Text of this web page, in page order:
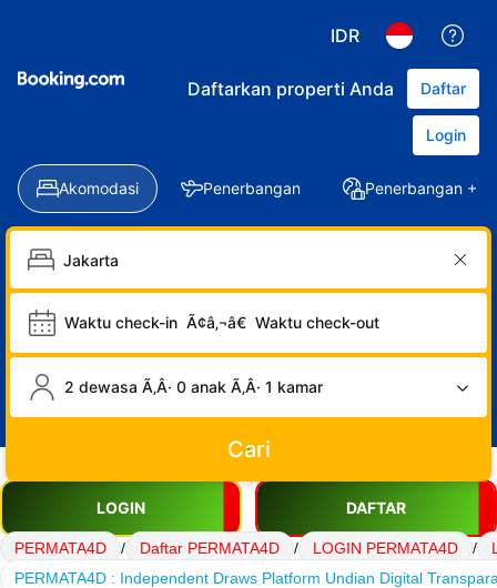
IDR
Daftarkan properti Anda Daftar
Login
Akomodasi Penerbangan Penerbangan +
Waktu check-in Ã¢â‚¬â€ Waktu check-out
2 dewasa Ã‚Â· 0 anak Ã‚Â· 1 kamar
Cari
LOGIN DAFTAR
PERMATA4D / Daftar PERMATA4D / LOGIN PERMATA4D /
PERMATA4D : Independent Draws Platform Undian Digital